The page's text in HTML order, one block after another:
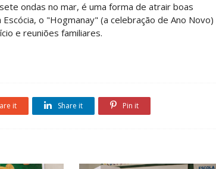
ondas no mar, é uma forma de atrair boas
o "Hogmanay" (a celebração de Ano Novo)
e reuniões familiares.
it Share it Pin it